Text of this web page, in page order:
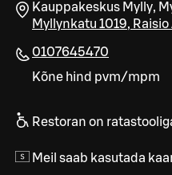
Kauppakeskus Mylly,
Myllynkatu 1019, Raisio
0107645470
Kõne hind pvm/mpm
Restoran on
Meil saab kasutada